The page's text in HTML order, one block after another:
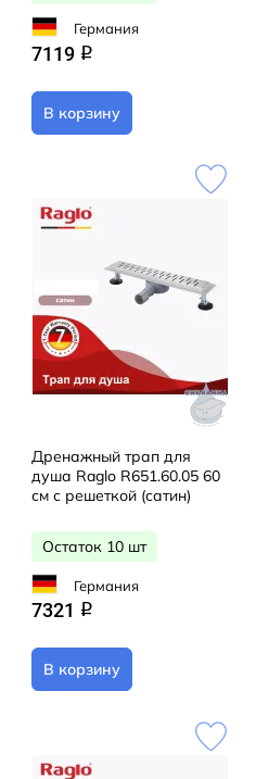
Германия
7119 q
В корзину
Дренажный трап для
душа Raglo R651.60.05 60
см с решеткой (сатин)
Остаток 10 шт
Германия
7321 q
В корзину